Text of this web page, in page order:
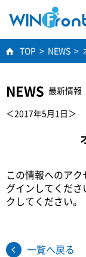
TOP > NEWS >
NEWS 最新情報
＜2017年5月1日＞
この情報へのア
グインしてくだ
クしてください。
一覧へ戻る